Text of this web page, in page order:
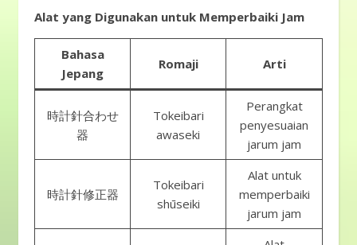
Alat yang Digunakan untuk Memperbaiki Jam
Bahasa
Jepang
Romaji Arti
時計針合わせ
器
Tokeibari
awaseki
Perangkat
penyesuaian
jarum jam
時計針修正器
Tokeibari
shūseiki
Alat untuk
memperbaiki
jarum jam